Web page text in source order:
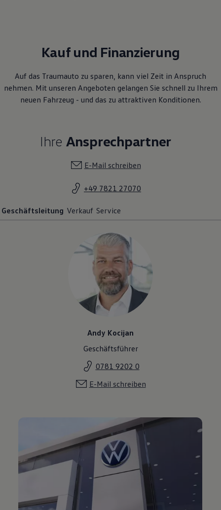
Kauf und Finanzierung
Auf das Traumauto zu sparen, kann viel Zeit in Anspruch
nehmen. Mit unseren Angeboten gelangen Sie schnell zu Ihrem
neuen Fahrzeug - und das zu attraktiven Konditionen.
Ihre Ansprechpartner
E-Mail schreiben
+49 7821 27070
Geschäftsleitung Verkauf Service
Andy Kocijan
Geschäftsführer
0781 9202 0
E-Mail schreiben